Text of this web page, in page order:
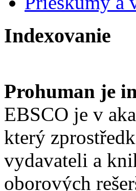
Indexovanie
Prohuman je
EBSCO je v
který
vydavateli a
oborových